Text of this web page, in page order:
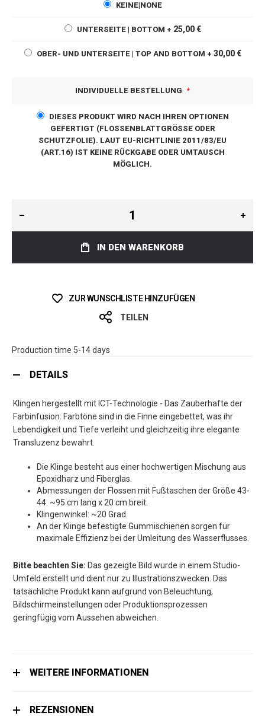
KEINE|NONE
UNTERSEITE | BOTTOM + 25,00 €
OBER- UND UNTERSEITE | TOP AND BOTTOM + 30,00 €
INDIVIDUELLE BESTELLUNG
DIESES PRODUKT WIRD NACH IHREN OPTIONEN
GEFERTIGT (FLOSSENBLATTGRÖSSE ODER S
CHUTZFOLIE). LAUT EU-RICHTLINIE 2011/83/EU (
ART.16) IST KEINE RÜCKGABE ODER UMTAUSCH M
ÖGLICH.
IN DEN WARENKORB
ZUR WUNSCHLISTE HINZUFÜGEN
TEILEN
Production time 5-14 days
DETAILS
Klingen hergestellt mit ICT-Technologie - Das Zauberhafte der
Farbinfusion: Farbtöne sind in die Finne eingebettet, was ihr
Lebendigkeit und Tiefe verleiht und gleichzeitig ihre elegante
Transluzenz bewahrt.
Die Klinge besteht aus einer hochwertigen Mischung aus
Epoxidharz und Fiberglas.
Abmessungen der Flossen mit Fußtaschen der Größe 43-
44: ~95 cm lang x 20 cm breit.
Klingenwinkel: ~20 Grad.
An der Klinge befestigte Gummischienen sorgen für
maximale Effizienz bei der Umleitung des Wasserflusses.
Bitte beachten Sie: Das gezeigte Bild wurde in einem Studio-
Umfeld erstellt und dient nur zu Illustrationszwecken. Das
tatsächliche Produkt kann aufgrund von Beleuchtung,
Bildschirmeinstellungen oder Produktionsprozessen
geringfügig vom Aussehen abweichen.
WEITERE INFORMATIONEN
REZENSIONEN